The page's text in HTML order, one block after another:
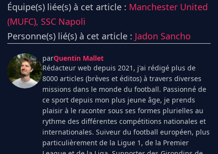
Équipe(s) liée(s) à cet article : Manchester United
(MUFC), SSC Napoli
Personne(s) lié(s) à cet article : Jadon Sancho
parQuentin Mallet
Rédacteur web depuis 2021, j'ai rédigé plus de
8000 articles (brèves et éditos) à travers diverses
missions dans le monde du football. Passionné de
ce sport depuis mon plus jeune âge, je prends
plaisir à le raconter sous ses formes plurielles au
rythme des différentes compétitions nationales et
internationales. Suiveur du football européen, plus
particulièrement de la Ligue 1, de la Premier